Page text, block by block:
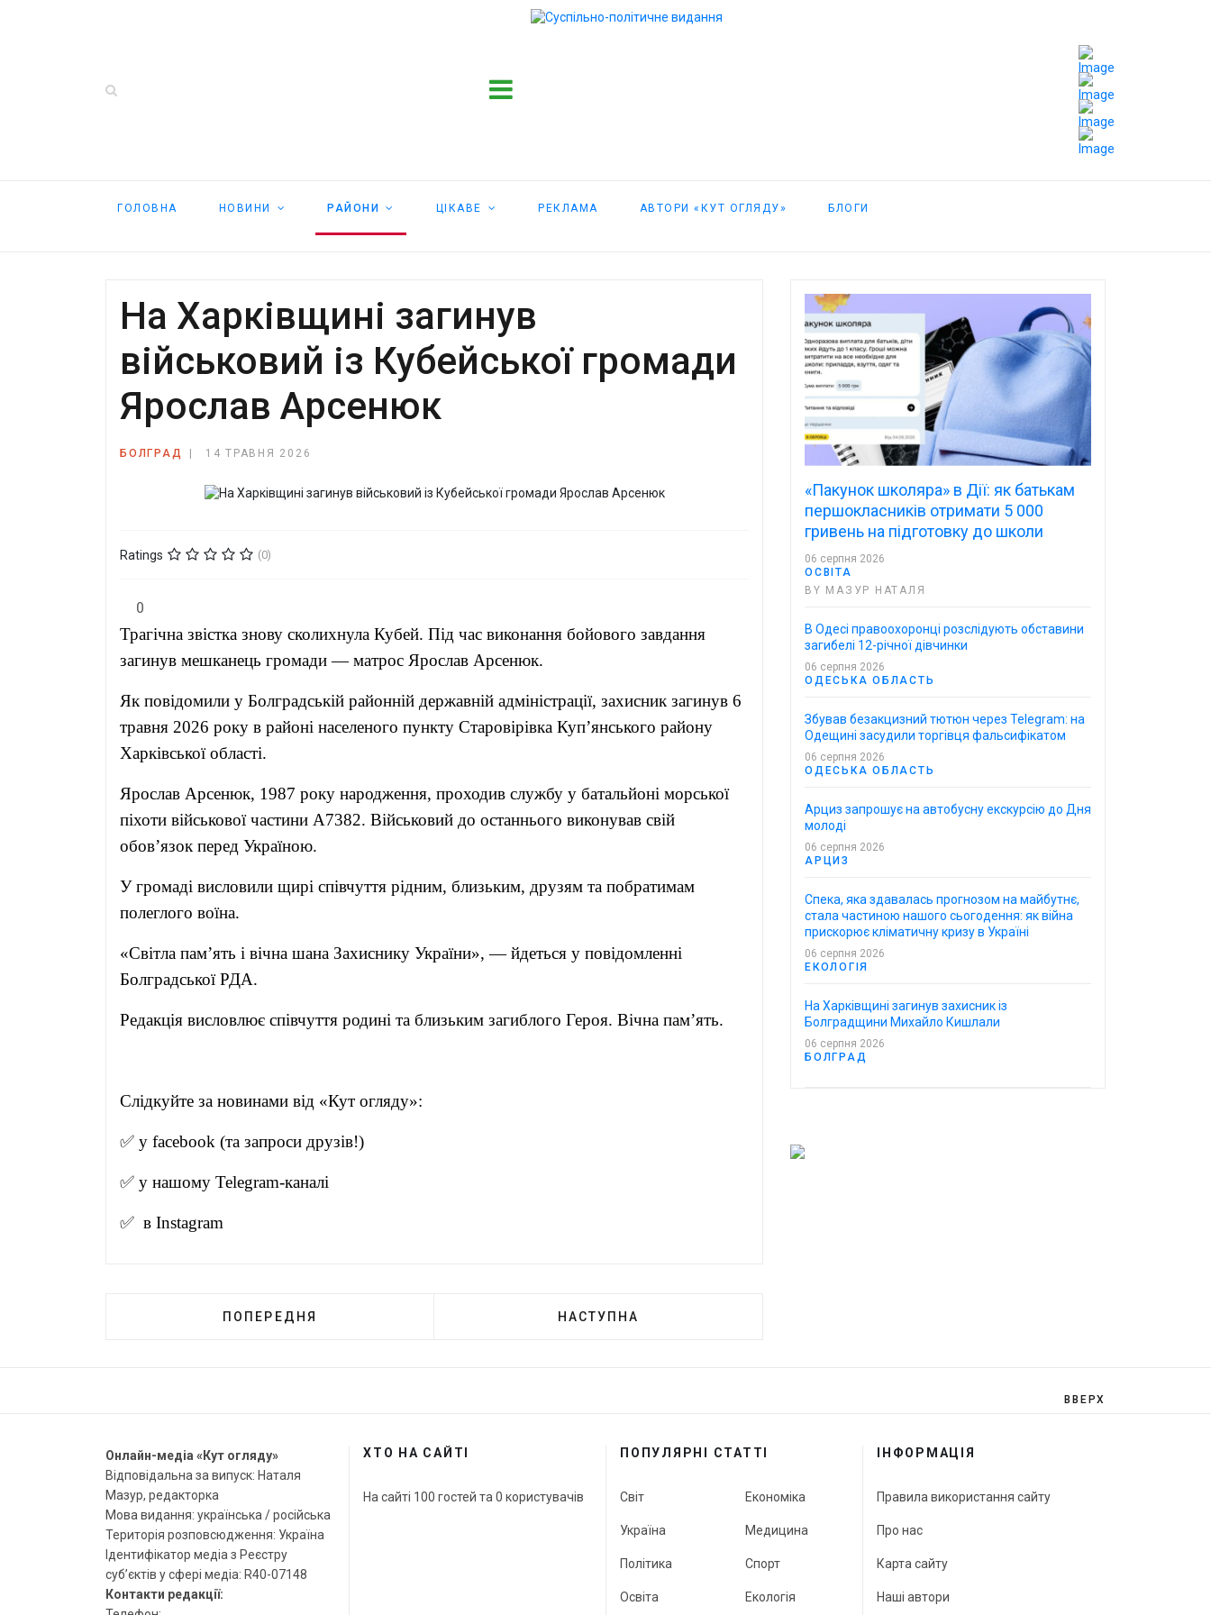
ГОЛОВНА НОВИНИ РАЙОНИ ЦІКАВЕ РЕКЛАМА АВТОРИ «КУТ ОГЛЯДУ» БЛОГИ
На Харківщині загинув
військовий із Кубейської громади
Ярослав Арсенюк
БОЛГРАД 14 ТРАВНЯ 2026
Ratings (0)
0
Трагічна звістка знову сколихнула Кубей. Під час виконання бойового завдання
загинув мешканець громади — матрос Ярослав Арсенюк.
Як повідомили у Болградській районній державній адміністрації, захисник загинув 6
травня 2026 року в районі населеного пункту Старовірівка Куп’янського району
Харківської області.
Ярослав Арсенюк, 1987 року народження, проходив службу у батальйоні морської
піхоти військової частини А7382. Військовий до останнього виконував свій
обов’язок перед Україною.
У громаді висловили щирі співчуття рідним, близьким, друзям та побратимам
полеглого воїна.
«Світла пам’ять і вічна шана Захиснику України», — йдеться у повідомленні
Болградської РДА.
Редакція висловлює співчуття родині та близьким загиблого Героя. Вічна пам’ять.
Слідкуйте за новинами від «Кут огляду»:
✅ у facebook (та запроси друзів!)
✅ у нашому Telegram-каналі
✅ в Instagram
ПОПЕРЕДНЯ НАСТУПНА
«Пакунок школяра» в Дії: як батькам
першокласників отримати 5 000
гривень на підготовку до школи
06 серпня 2026
ОСВІТА
BY МАЗУР НАТАЛЯ
В Одесі правоохоронці розслідують обставини
загибелі 12-річної дівчинки
06 серпня 2026
ОДЕСЬКА ОБЛАСТЬ
Збував безакцизний тютюн через Telegram: на
Одещині засудили торгівця фальсифікатом
06 серпня 2026
ОДЕСЬКА ОБЛАСТЬ
Арциз запрошує на автобусну екскурсію до Дня
молоді
06 серпня 2026
АРЦИЗ
Спека, яка здавалась прогнозом на майбутнє,
стала частиною нашого сьогодення: як війна
прискорює кліматичну кризу в Україні
06 серпня 2026
ЕКОЛОГІЯ
На Харківщині загинув захисник із
Болградщини Михайло Кишлали
06 серпня 2026
БОЛГРАД
ВВЕРХ
Онлайн-медіа «Кут огляду»
Відповідальна за випуск: Наталя
Мазур, редакторка
Мова видання: українська / російська
Територія розповсюдження: Україна
Ідентифікатор медіа з Реєстру
суб’єктів у сфері медіа: R40-07148
Контакти редакції:
ХТО НА САЙТІ
На сайті 100 гостей та 0 користувачів
ПОПУЛЯРНІ СТАТТІ
Світ
Україна
Політика
Освіта
Економіка
Медицина
Спорт
Екологія
ІНФОРМАЦІЯ
Правила використання сайту
Про нас
Карта сайту
Наші автори